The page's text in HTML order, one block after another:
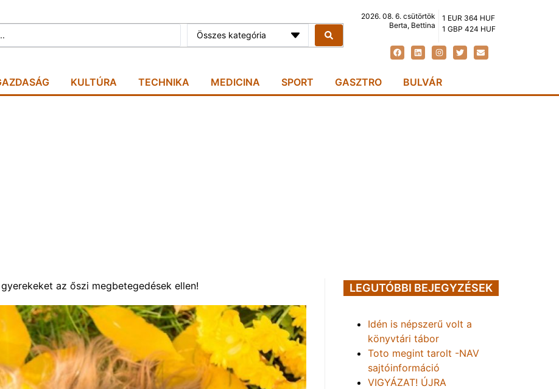
Összes kategória
2026. 08. 6. csütörtök
Berta, Bettina
1 EUR 364 HUF
1 GBP 424 HUF
KULTÚRA TECHNIKA MEDICINA SPORT GASZTRO BULVÁR
az őszi megbetegedések ellen! LEGUTÓBBI BEJEGYZÉSEK
Idén is népszerű volt a
könyvtári tábor
Toto megint tarolt -NAV
sajtóinformáció
VIGYÁZAT! ÚJRA